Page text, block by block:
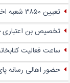
تعیین ۳۸۵۰ شعبه اخذ رای انتخابات ریاست جمهوری در پایتخت
تخصیص بن اعتباری
ساعت فعالیت کتابخانه ملّی
حضور اهالی رسانه